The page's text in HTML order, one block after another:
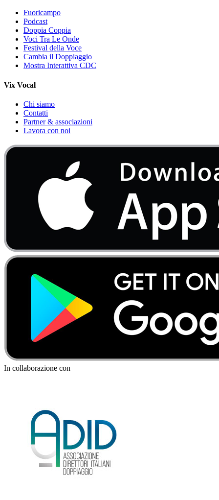
Fuoricampo
Podcast
Doppia Coppia
Voci Tra Le Onde
Festival della Voce
Cambia il Doppiaggio
Mostra Interattiva CDC
Vix Vocal
Chi siamo
Contatti
Partner & associazioni
Lavora con noi
In collaborazione con